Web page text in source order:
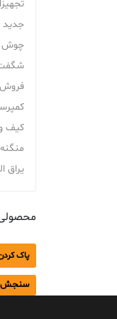
جدید
چوش
شگفت
فروش
کیف و
یراق
پاک
سنجش